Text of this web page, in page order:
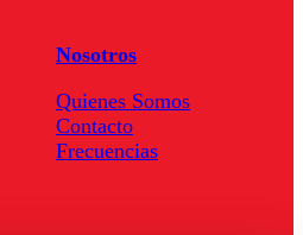
Nosotros
Quienes Somos
Contacto
Frecuencias